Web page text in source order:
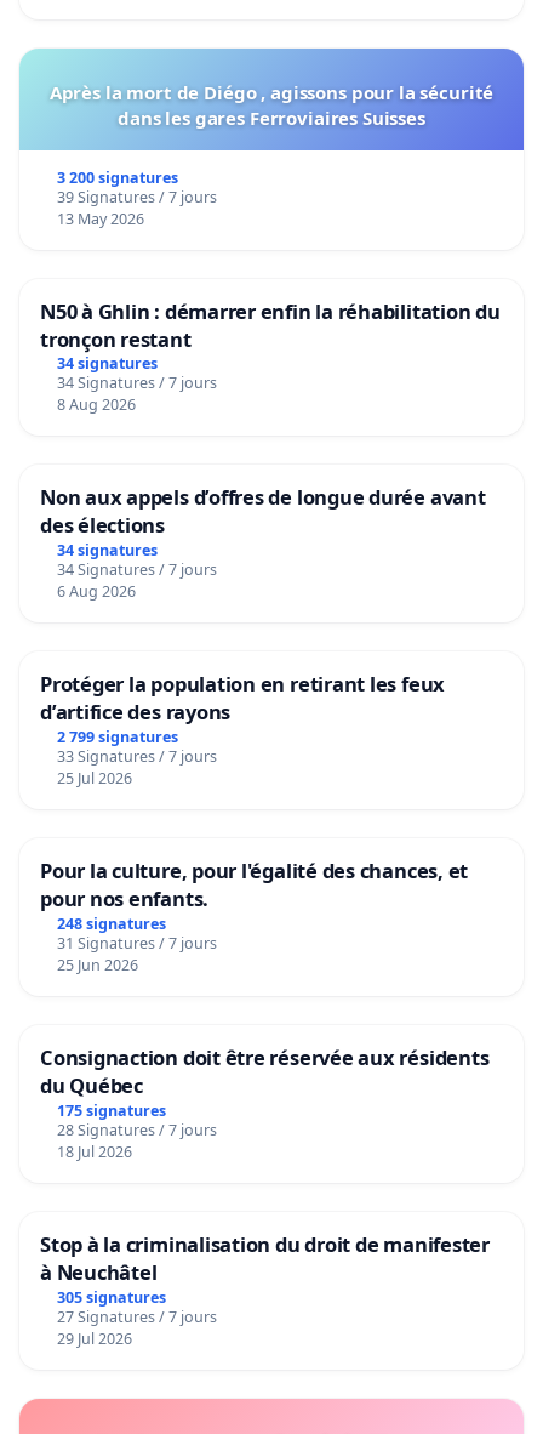
Après la mort de Diégo , agissons pour la sécurité
dans les gares Ferroviaires Suisses
3 200 signatures
39 Signatures / 7 jours
13 May 2026
N50 à Ghlin : démarrer enfin la réhabilitation du
tronçon restant
34 signatures
34 Signatures / 7 jours
8 Aug 2026
Non aux appels d’offres de longue durée avant
des élections
34 signatures
34 Signatures / 7 jours
6 Aug 2026
Protéger la population en retirant les feux
d’artifice des rayons
2 799 signatures
33 Signatures / 7 jours
25 Jul 2026
Pour la culture, pour l'égalité des chances, et
pour nos enfants.
248 signatures
31 Signatures / 7 jours
25 Jun 2026
Consignaction doit être réservée aux résidents
du Québec
175 signatures
28 Signatures / 7 jours
18 Jul 2026
Stop à la criminalisation du droit de manifester
à Neuchâtel
305 signatures
27 Signatures / 7 jours
29 Jul 2026